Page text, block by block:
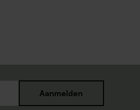
Aanmelden